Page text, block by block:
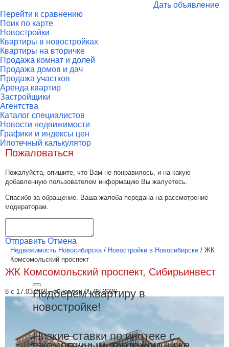
Дать объявление
Перейти к сравнению
Поик по карте
Новостройки
Квартиры в новостройках
Квартиры на вторичке
Продажа комнат и долей
Продажа домов и дач
Продажа участков
Аренда квартир
Застройщики
Агентства
Каталог специалистов
Новости недвижимости
Графики и индексы цен
Ипотечный калькулятор
Пожаловаться
Пожалуйста, опишите, что Вам не понравилось, и на какую
добавленную пользователем информацию Вы жалуетесь.
Спасибо за обращение. Ваша жалоба передана на рассмотрение
модераторам.
Отправить Отмена
Недвижимость Новосибирска/ Новостройки в Новосибирске / ЖК
Комсомольский проспект
ЖК Комсомольский проспект, Сибирьинвест
8 с 17.03.2025, обновлен 05.08.2026
Подберем квартиру в
новостройке!
Низкие ставки по ипотеке с